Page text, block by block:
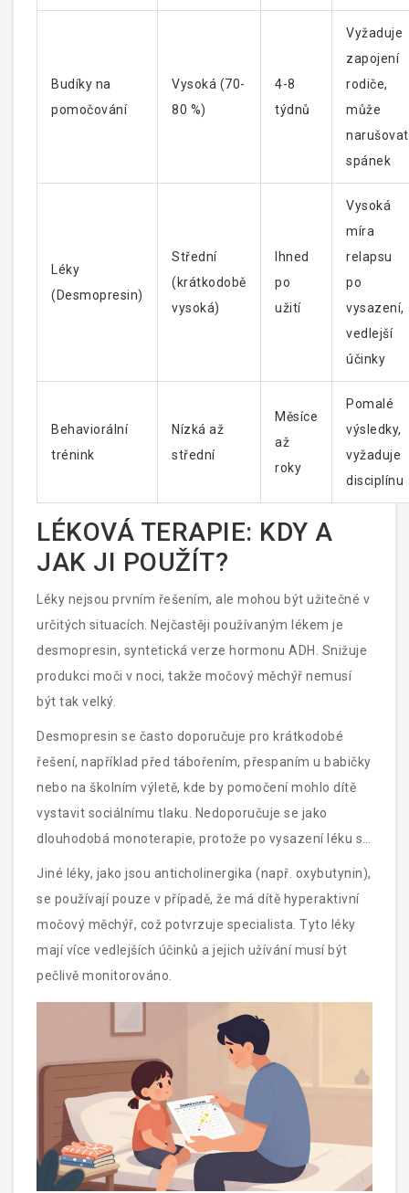
Budíky na
pomočování
Vysoká (70-
80 %)
4-8
týdnů
Vyžaduje
zapojení
rodiče,
může
narušovat
spánek
Léky
(Desmopresin)
Střední
(krátkodobě
vysoká)
Ihned
po
užití
Vysoká
míra
relapsu
po
vysazení,
vedlejší
účinky
Behaviorální
trénink
Nízká až
střední
Měsíce
až
roky
Pomalé
výsledky,
vyžaduje
disciplínu
LÉKOVÁ TERAPIE: KDY A
JAK JI POUŽÍT?
Léky nejsou prvním řešením, ale mohou být užitečné v
určitých situacích. Nejčastěji používaným lékem je
desmopresin, syntetická verze hormonu ADH. Snižuje
produkci moči v noci, takže močový měchýř nemusí
být tak velký.
Desmopresin se často doporučuje pro krátkodobé
řešení, například před tábořením, přespaním u babičky
nebo na školním výletě, kde by pomočení mohlo dítě
vystavit sociálnímu tlaku. Nedoporučuje se jako
dlouhodobá monoterapie, protože po vysazení léku se
pomočování často vrátí. Lékař může kombinovat
desmopresin s budíky na pomočování pro lepší
výsledky.
Jiné léky, jako jsou anticholinergika (např. oxybutynin),
se používají pouze v případě, že má dítě hyperaktivní
močový měchýř, což potvrzuje specialista. Tyto léky
mají více vedlejších účinků a jejich užívání musí být
pečlivě monitorováno.